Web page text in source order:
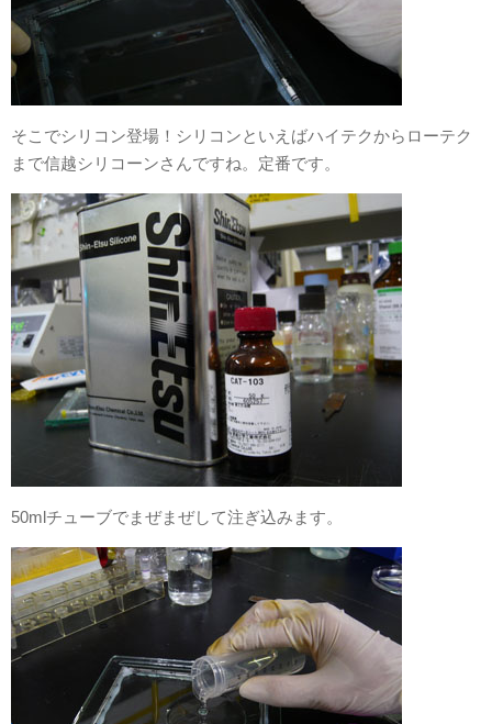
そこでシリコン登場！シリコンといえばハイテクからローテク
まで信越シリコーンさんですね。定番です。
50mlチューブでまぜまぜして注ぎ込みます。